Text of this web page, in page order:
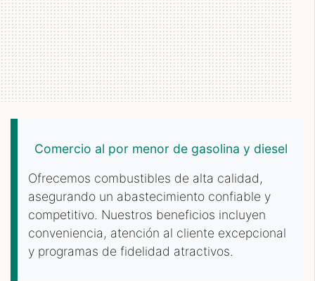
Comercio al por menor de gasolina y diesel
Ofrecemos combustibles de alta calidad,
asegurando un abastecimiento confiable y
competitivo. Nuestros beneficios incluyen
conveniencia, atención al cliente excepcional
y programas de fidelidad atractivos.